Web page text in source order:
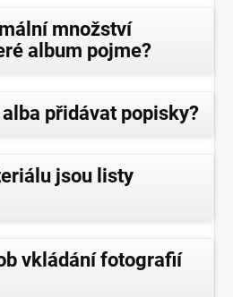
množství
album pojme?
přidávat popisky?
jsou listy
vkládání fotografií